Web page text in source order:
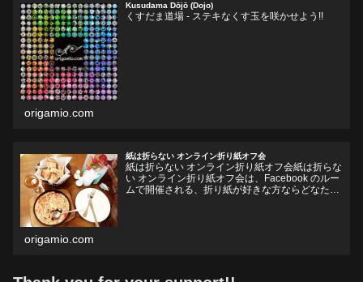
Kusudama Dōjō (Dojo)
くすだま道場 - ステキなくす玉を咲かせよう!!
origamio.com
紙は折らない オンライン折り紙オフ会
紙は折らない オンライン折り紙オフ会紙は折らな
い オンライン折り紙オフ会は、Facebook のルー
ムで開催される、折り紙が好きな方ならどなたで
origamio.com